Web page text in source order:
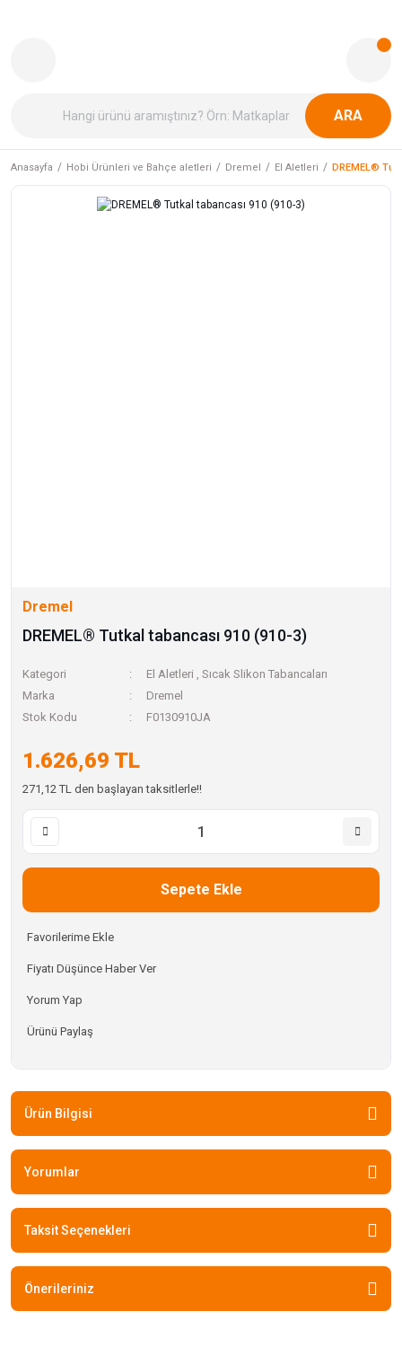
ARA
Anasayfa Hobi Ürünleri ve Bahçe aletleri Dremel El Aletleri DREMEL®
Dremel
DREMEL® Tutkal tabancası 910 (910-3)
Kategori El Aletleri ,Sıcak Slikon Tabancaları
Marka
Dremel
Stok Kodu
F0130910JA
1.626,69 TL
271,12 TL den başlayan taksitlerle!!
Sepete Ekle
Fiyatı Düşünce Haber Ver
Yorum Yap
Ürünü Paylaş
Ürün Bilgisi
Yorumlar
Taksit Seçenekleri
Önerileriniz